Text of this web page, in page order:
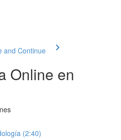
and Continue
Online en
(2:40)